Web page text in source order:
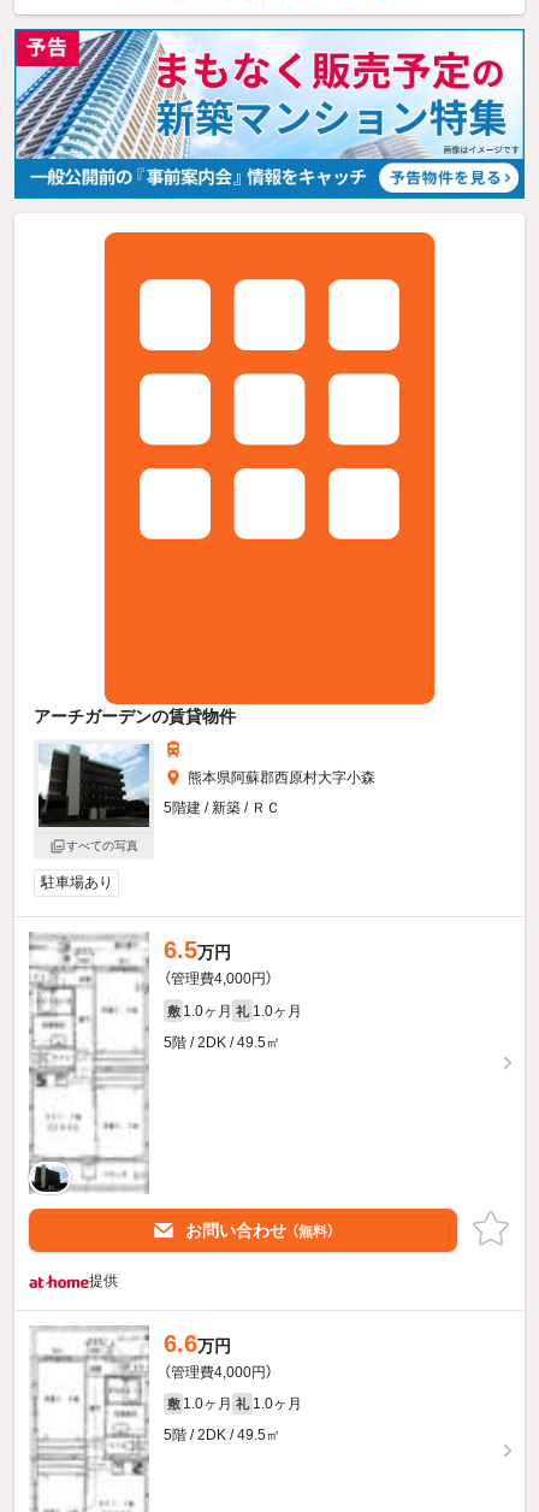
アーチガーデンの賃貸物件
すべての写真
熊本県阿蘇郡西原村大字小森
5階建 / 新築 / ＲＣ
駐車場あり
6.5万円
（管理費4,000円）
敷 1.0ヶ月 礼 1.0ヶ月
5階 / 2DK / 49.5㎡
お問い合わせ （無料）
提供
6.6万円
（管理費4,000円）
敷 1.0ヶ月 礼 1.0ヶ月
5階 / 2DK / 49.5㎡